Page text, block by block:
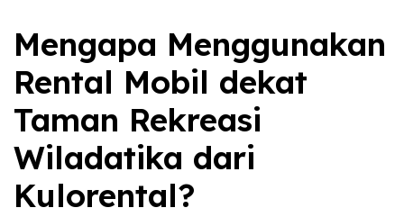
Mengapa Menggunakan
Rental Mobil dekat
Taman Rekreasi
Wiladatika dari
Kulorental?